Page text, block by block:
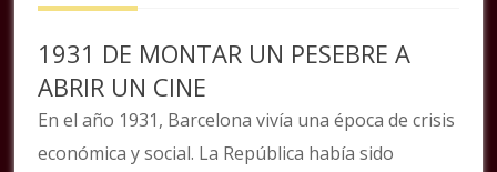
1931 DE MONTAR UN PESEBRE A
ABRIR UN CINE
En el año 1931, Barcelona vivía una época de crisis
económica y social. La República había sido